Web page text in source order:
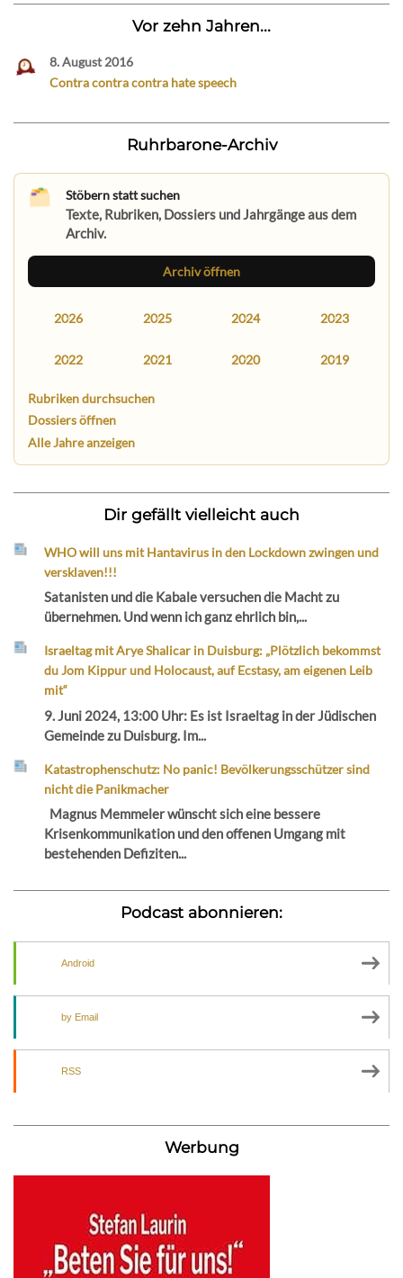
Vor zehn Jahren...
8. August 2016
Contra contra contra hate speech
Ruhrbarone-Archiv
Stöbern statt suchen
Texte, Rubriken, Dossiers und Jahrgänge aus dem
Archiv.
Archiv öffnen
2026 2025 2024 2023
2022 2021 2020 2019
Rubriken durchsuchen
Dossiers öffnen
Alle Jahre anzeigen
Dir gefällt vielleicht auch
WHO will uns mit Hantavirus in den Lockdown zwingen und
versklaven!!!
Satanisten und die Kabale versuchen die Macht zu
übernehmen. Und wenn ich ganz ehrlich bin,...
Israeltag mit Arye Shalicar in Duisburg: „Plötzlich bekommst
du Jom Kippur und Holocaust, auf Ecstasy, am eigenen Leib
mit“
9. Juni 2024, 13:00 Uhr: Es ist Israeltag in der Jüdischen
Gemeinde zu Duisburg. Im...
Katastrophenschutz: No panic! Bevölkerungsschützer sind
nicht die Panikmacher
Magnus Memmeler wünscht sich eine bessere
Krisenkommunikation und den offenen Umgang mit
bestehenden Defiziten...
Podcast abonnieren:
Android
by Email
RSS
Werbung